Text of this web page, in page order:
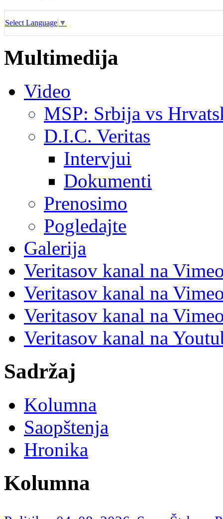
Select Language ▼
Multimedija
Video
MSP: Srbija vs
D.I.C. Veritas
Intervjui
Dokumenti
Prenosimo
Pogledajte
Galerija
Veritasov kanal na
Veritasov kanal na
Veritasov kanal na
Veritasov kanal na
Sadržaj
Kolumna
Saopštenja
Hronika
Kolumna